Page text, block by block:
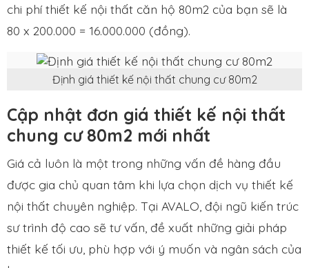
chi phí thiết kế nội thất căn hộ 80m2 của bạn sẽ là
80 x 200.000 = 16.000.000 (đồng).
Định giá thiết kế nội thất chung cư 80m2
Cập nhật đơn giá thiết kế nội thất
chung cư 80m2 mới nhất
Giá cả luôn là một trong những vấn đề hàng đầu
được gia chủ quan tâm khi lựa chọn dịch vụ thiết kế
nội thất chuyên nghiệp. Tại AVALO, đội ngũ kiến trúc
sư trình độ cao sẽ tư vấn, đề xuất những giải pháp
thiết kế tối ưu, phù hợp với ý muốn và ngân sách của